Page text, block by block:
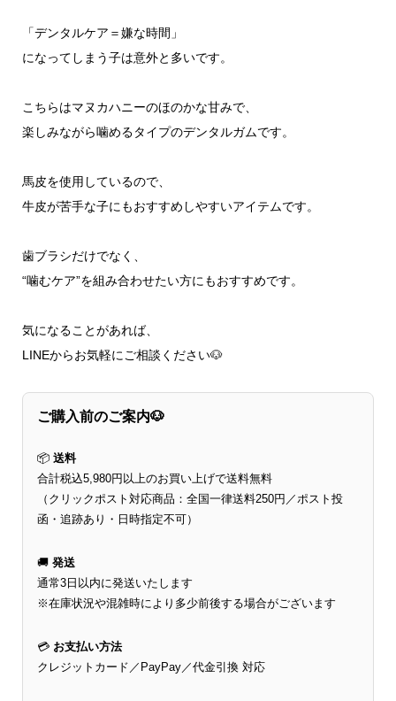
「デンタルケア＝嫌な時間」
になってしまう子は意外と多いです。
こちらはマヌカハニーのほのかな甘みで、
楽しみながら噛めるタイプのデンタルガムです。
馬皮を使用しているので、
牛皮が苦手な子にもおすすめしやすいアイテムです。
歯ブラシだけでなく、
“噛むケア”を組み合わせたい方にもおすすめです。
気になることがあれば、
LINEからお気軽にご相談ください🐶
ご購入前のご案内🐶
📦 送料
合計税込5,980円以上のお買い上げで送料無料
（クリックポスト対応商品：全国一律送料250円／ポスト投
函・追跡あり・日時指定不可）
🚚 発送
通常3日以内に発送いたします
※在庫状況や混雑時により多少前後する場合がございます
💳 お支払い方法
クレジットカード／PayPay／代金引換 対応